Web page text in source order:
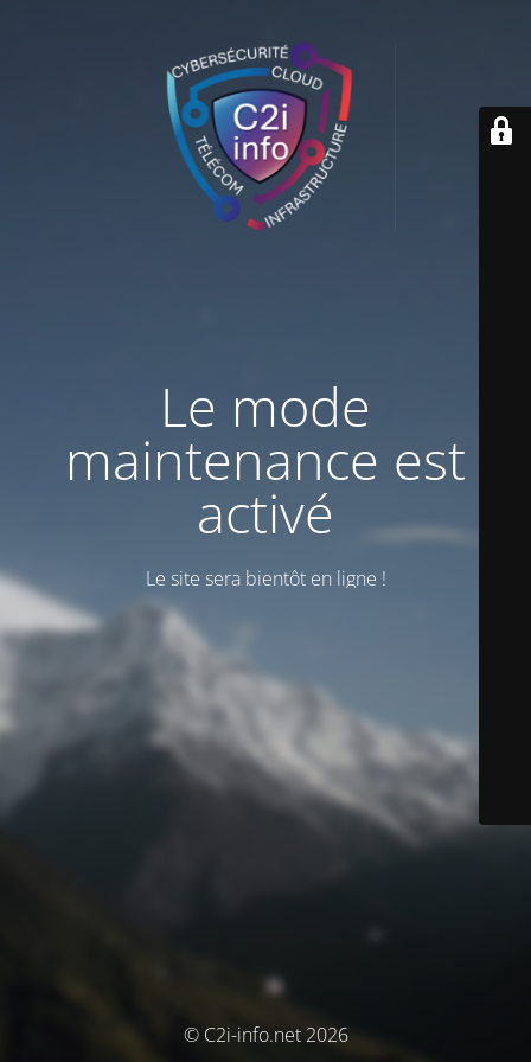
Le mode
maintenance est
activé
Le site sera bientôt en ligne !
© C2i-info.net 2026